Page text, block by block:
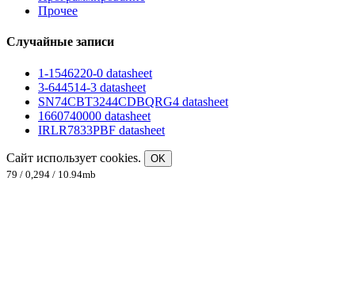
Прочее
Случайные записи
1-1546220-0 datasheet
3-644514-3 datasheet
SN74CBT3244CDBQRG4 datasheet
1660740000 datasheet
IRLR7833PBF datasheet
Сайт использует cookies.
OK
79 / 0,294 / 10.94mb